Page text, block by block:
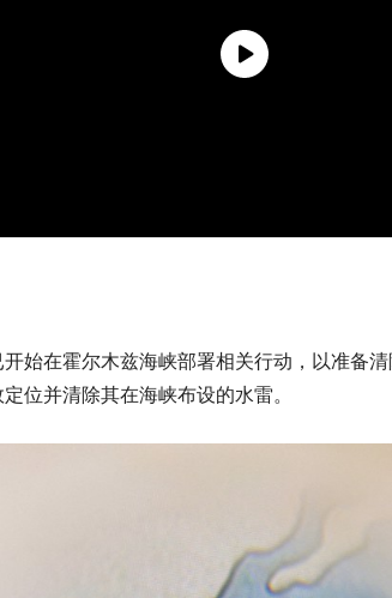
始在霍尔木兹海峡部署相关行动，以准备
位并清除其在海峡布设的水雷。